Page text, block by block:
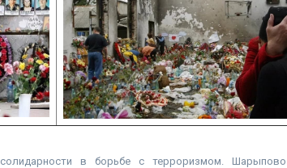
в борьбе с терроризмом. Шарыпово